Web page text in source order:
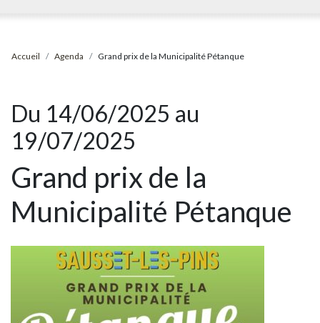
Accueil Agenda Grand prix de la Municipalité Pétanque
Du 14/06/2025 au
19/07/2025
Grand prix de la
Municipalité Pétanque